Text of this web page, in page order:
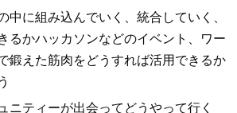
中に組み込んでいく、統合していく、
るかハッカソンなどのイベント、ワー
鍛えた筋肉をどうすれば活用できるか
ニティーが出会ってどうやって行く